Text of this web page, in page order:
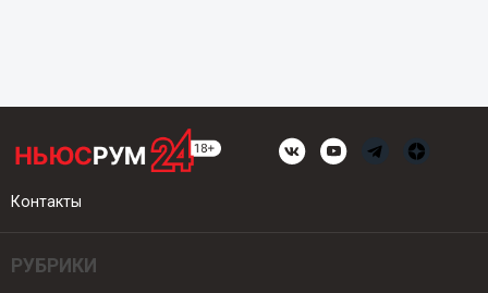
Контакты
РУБРИКИ